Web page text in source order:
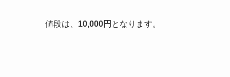
値段は、 10,000円 となります。